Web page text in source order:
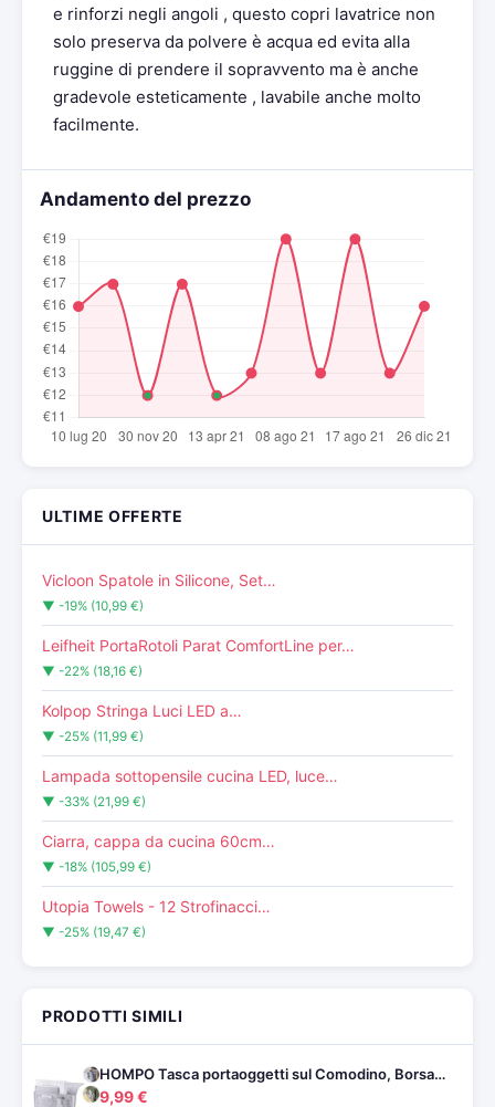
e rinforzi negli angoli , questo copri lavatrice non
solo preserva da polvere è acqua ed evita alla
ruggine di prendere il sopravvento ma è anche
gradevole esteticamente , lavabile anche molto
facilmente.
Andamento del prezzo
ULTIME OFFERTE
Vicloon Spatole in Silicone, Set…
▼ -19% (10,99 €)
Leifheit PortaRotoli Parat ComfortLine per…
▼ -22% (18,16 €)
Kolpop Stringa Luci LED a…
▼ -25% (11,99 €)
Lampada sottopensile cucina LED, luce…
▼ -33% (21,99 €)
Ciarra, cappa da cucina 60cm…
▼ -18% (105,99 €)
Utopia Towels - 12 Strofinacci…
▼ -25% (19,47 €)
PRODOTTI SIMILI
HOMPO Tasca portaoggetti sul Comodino, Borsa…
9,99 €